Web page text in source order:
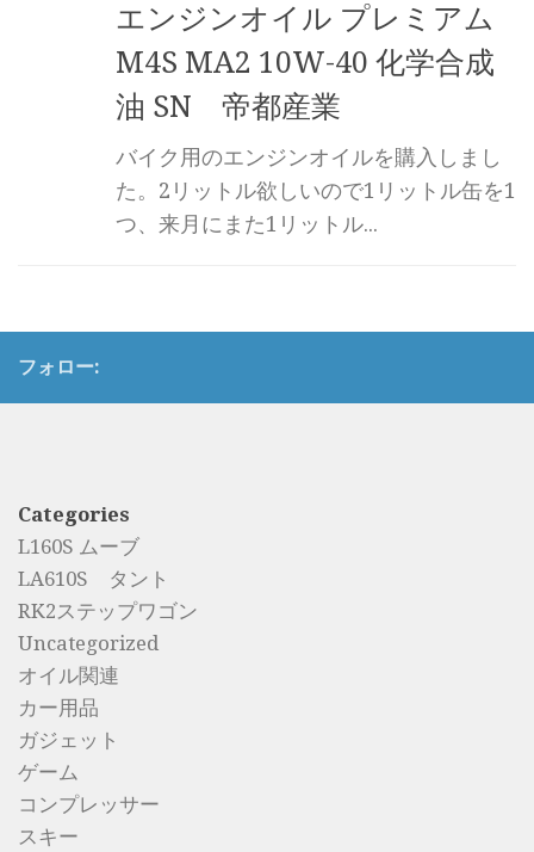
エンジンオイル プレミアム
M4S MA2 10W-40 化学合成
油 SN 帝都産業
バイク用のエンジンオイルを購入しまし
た。2リットル欲しいので1リットル缶を1
つ、来月にまた1リットル...
フォロー:
Categories
L160S ムーブ
LA610S タント
RK2ステップワゴン
Uncategorized
オイル関連
カー用品
ガジェット
ゲーム
コンプレッサー
スキー